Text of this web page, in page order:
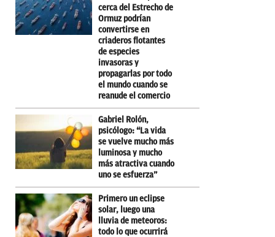
cerca del Estrecho de
Ormuz podrían
convertirse en
criaderos flotantes
de especies
invasoras y
propagarlas por todo
el mundo cuando se
reanude el comercio
Gabriel Rolón,
psicólogo: “La vida
se vuelve mucho más
luminosa y mucho
más atractiva cuando
uno se esfuerza”
Primero un eclipse
solar, luego una
lluvia de meteoros:
todo lo que ocurrirá